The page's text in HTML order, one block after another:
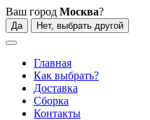
Ваш город Москва?
Да Нет, выбрать другой
Главная
Как выбрать?
Доставка
Сборка
Контакты